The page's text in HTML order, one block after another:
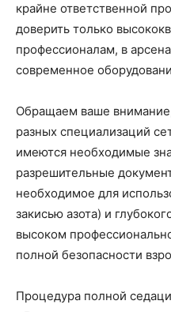
крайне ответственной
доверить только
профессионалам, в
современное
Обращаем ваше
разных специализаций
имеются необходимые
разрешительные
необходимое для
закисью азота) и
высоком
полной безопасности
Процедура полной